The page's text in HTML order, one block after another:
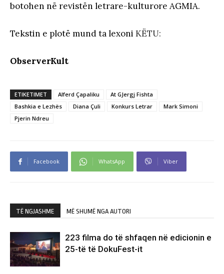
botohen në revistën letrare-kulturore AGMIA.
Tekstin e plotë mund ta lexoni KËTU:
ObserverKult
ETIKETIMET Alferd Çapaliku
At GJergj Fishta
Bashkia e Lezhës
Diana Çuli Konkurs Letrar
Mark Simoni
Pjerin Ndreu
Facebook WhatsApp Viber
TË NGJASHME MË SHUMË NGA AUTORI
223 filma do të shfaqen në edicionin e
25-të të DokuFest-it